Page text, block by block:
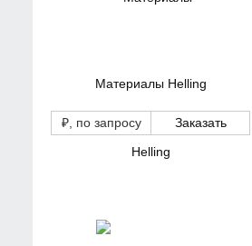
Материалы Helling
₽, по запросу Заказать